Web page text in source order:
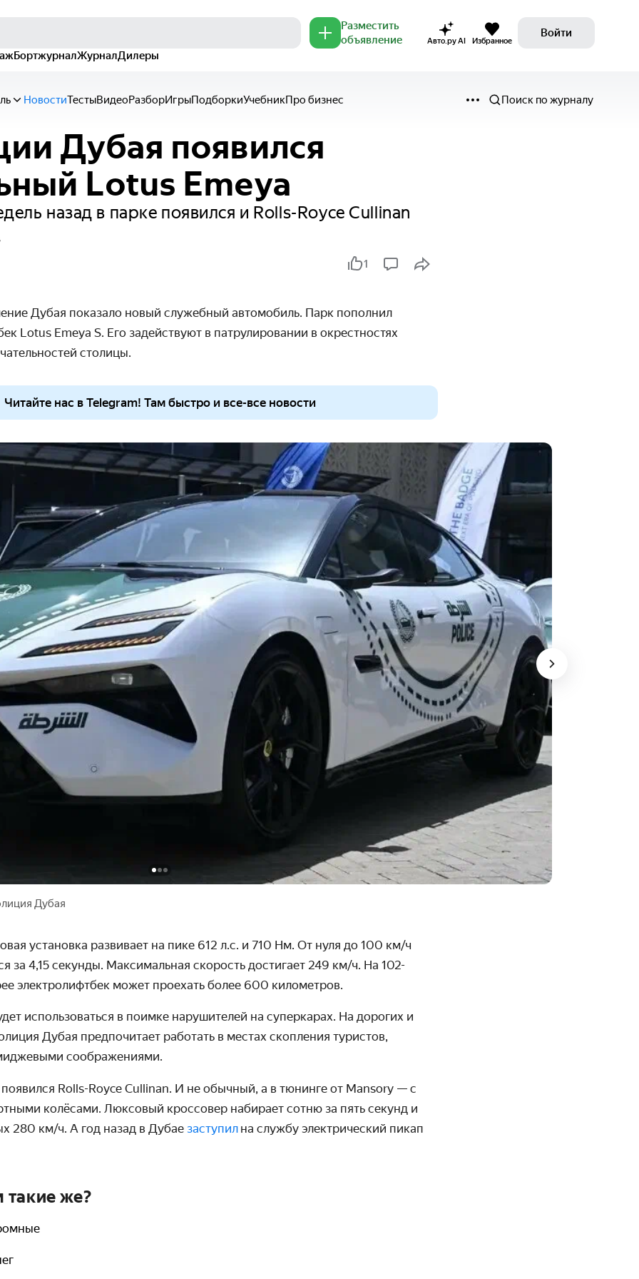
Разместить
объявление
Авто.ру AI Избранное
Войти
БортжурналЖурналДилеры
НовостиТестыВидеоРазборИгрыПодборкиУчебникПро бизнес Поиск по журналу
Дубая появился
Lotus Emeya
назад в парке появился и Rolls-Royce Cullinan
1
Дубая показало новый служебный автомобиль. Парк пополнил
Lotus Emeya S. Его задействуют в патрулировании в окрестностях
столицы.
Читайте нас в Telegram! Там быстро и все-все новости
Дубая
установка развивает на пике 612 л.с. и 710 Нм. От нуля до 100 км/ч
за 4,15 секунды. Максимальная скорость достигает 249 км/ч. На 102-
электролифтбек может проехать более 600 километров.
использоваться в поимке нарушителей на суперкарах. На дорогих и
Дубая предпочитает работать в местах скопления туристов,
соображениями.
Rolls-Royce Cullinan. И не обычный, а в тюнинге от Mansory — с
колёсами. Люксовый кроссовер набирает сотню за пять секунд и
280 км/ч. А год назад в Дубае заступил на службу электрический пикап
же?